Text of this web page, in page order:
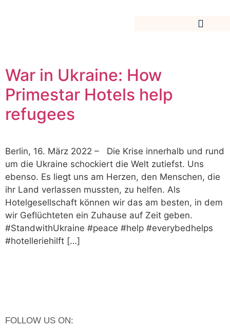
War in Ukraine: How
Primestar Hotels help
refugees
Berlin, 16. März 2022 – Die Krise innerhalb und rund
um die Ukraine schockiert die Welt zutiefst. Uns
ebenso. Es liegt uns am Herzen, den Menschen, die
ihr Land verlassen mussten, zu helfen. Als
Hotelgesellschaft können wir das am besten, in dem
wir Geflüchteten ein Zuhause auf Zeit geben.
#StandwithUkraine #peace #help #everybedhelps
#hotelleriehilft […]
FOLLOW US ON: